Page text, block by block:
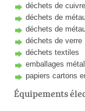
déchets de cuivre
déchets de
déchets de
déchets de verre
déchets textiles
emballages
papiers cartons
Équipements